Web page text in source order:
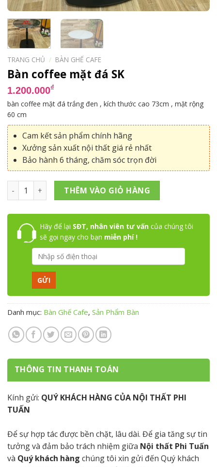
TRANG CHỦ / BÀN GHẾ CAFE
Bàn coffee mặt đá SK
1.200.000₫
bàn coffee mặt đá trắng đen , kích thước cao 73cm , mặt rộng
60 cm
Cam kết sản phẩm chính hãng
Xưởng sản xuất nội thất giá rẻ nhất
Bảo hành 6 tháng, chăm sóc trọn đời
Bàn coffee mặt đá SK số lượng
THÊM VÀO GIỎ HÀNG
Hãy để lại SĐT, nhân viên tư vấncủa chúng tôi
sẽ gọi ngay cho bạn miễn phí !
Danh mục: Bàn Ghế Cafe, Sản Phẩm Bàn
THÔNG TIN THANH TOÁN
Kính gửi: QUÝ KHÁCH HÀNG CỦA NỘI THẤT PHI
TUẤN
Để sự hợp tác được bền chặt, lâu dài. Để gia tăng sự tin
tưởng và đảm bảo trách nhiệm giữa Nội thất Phi Tuấn
và Quý khách hàng chúng tôi xin gửi đến Quý khách